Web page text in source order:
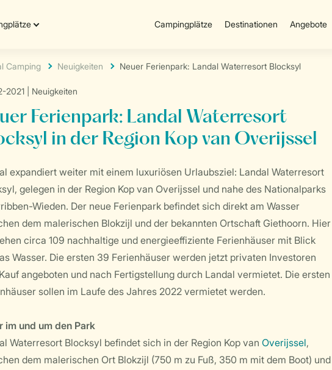
Campingplätze Destinationen Angebote
Camping Neuigkeiten Neuer Ferienpark: Landal Waterresort Blocksyl
2021 | Neuigkeiten
Ferienpark: Landal Waterresort
in der Region Kop van Overijssel
expandiert weiter mit einem luxuriösen Urlaubsziel: Landal Waterresort
gelegen in der Region Kop van Overijssel und nahe des Nationalparks
Wieden. Der neue Ferienpark befindet sich direkt am Wasser
dem malerischen Blokzijl und der bekannten Ortschaft Giethoorn. Hier
circa 109 nachhaltige und energieeffiziente Ferienhäuser mit Blick
Wasser. Die ersten 39 Ferienhäuser werden jetzt privaten Investoren
angeboten und nach Fertigstellung durch Landal vermietet. Die ersten
sollen im Laufe des Jahres 2022 vermietet werden.
im und um den Park
Waterresort Blocksyl befindet sich in der Region Kop van Overijssel,
dem malerischen Ort Blokzijl (750 m zu Fuß, 350 m mit dem Boot) und